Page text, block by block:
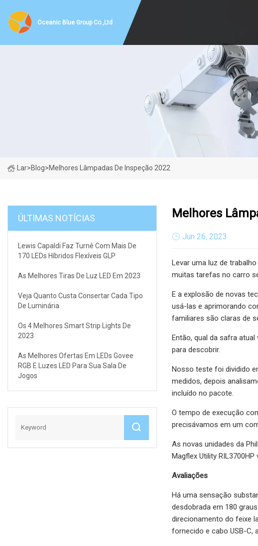
Oceanic Blue Group Co.,Ltd
Lar>Blog>Melhores Lâmpadas De Inspeção 2022
ÚLTIMAS NOTÍCIAS
Lewis Capaldi Faz Turnê Com Mais De
170 LEDs Híbridos Flexíveis GLP
As Melhores Tiras De Luz LED Em 2023
Veja Quanto Custa Consertar Cada Tipo
De Luminária
Os 4 Melhores Smart Strip Lights De
2023
As Melhores Ofertas Em LEDs Govee
RGB E Luzes LED Para Sua Sala De
Jogos
Melhores
Jun 26, 2023
Levar uma luz de
muitas tarefas no carro
E a explosão de novas
usá-las e aprimorando
familiares são claras de
Então, qual da safra
para descobrir.
Nosso teste foi dividido
medidos, depois
incluído no pacote.
O tempo de execução
precisávamos em um
As novas unidades da
Magflex Utility
Avaliações
Há uma sensação
desdobrada em 180
direcionamento do feixe
fornecido e cabo USB-C,